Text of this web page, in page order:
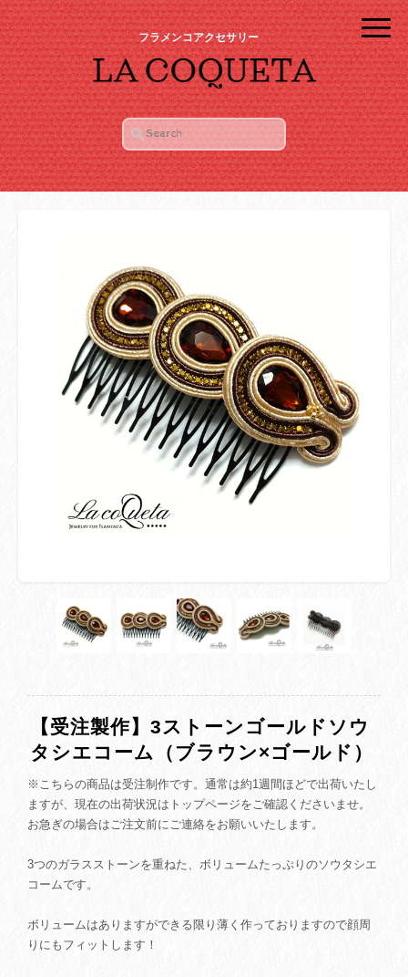
フラメンコアクセサリー
【受注製作】3ストーンゴールドソウ
タシエコーム（ブラウン×ゴールド）
※こちらの商品は受注制作です。通常は約1週間ほどで出荷いたし
ますが、現在の出荷状況はトップページをご確認くださいませ。
お急ぎの場合はご注文前にご連絡をお願いいたします。
3つのガラスストーンを重ねた、ボリュームたっぷりのソウタシエ
コームです。
ボリュームはありますができる限り薄く作っておりますので顔周
りにもフィットします！